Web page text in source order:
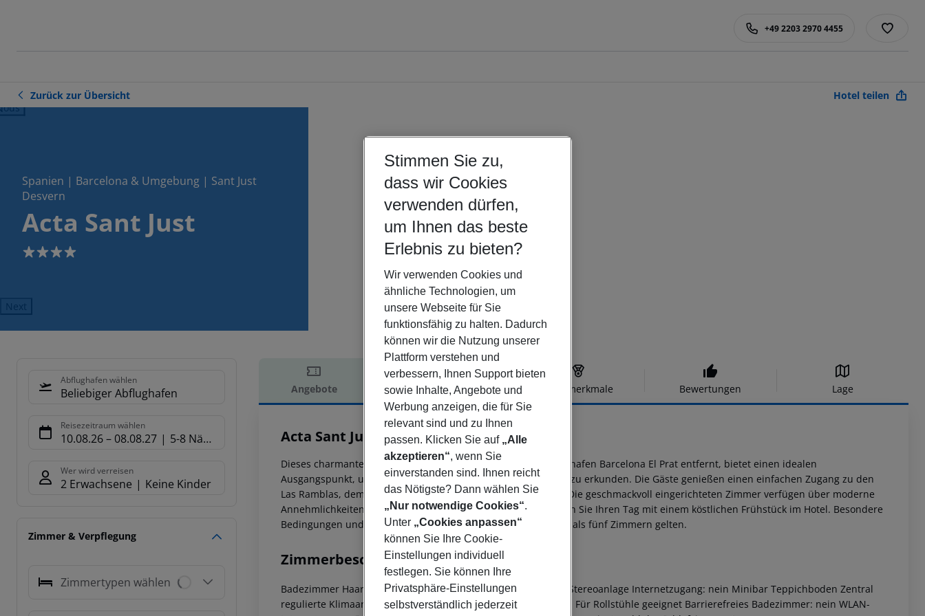
+49 2203 2970 4455
Zurück zur Übersicht Hotel teilen
Spanien | Barcelona & Umgebung | Sant Just
Desvern
Acta Sant Just
4
Next
Abflughafen wählen
Beliebiger Abflughafen
Reisezeitraum wählen
10.08.26– 08.08.27 5-8 Nächte
Wer wird verreisen
2 Erwachsene Keine Kinder
Zimmer & Verpflegung
Zimmertypen wählen
Angebote Hotelbeschreibung Hotelmerkmale Bewertungen Lage
Hotelbeschreibung
Acta Sant Just
4
Dieses charmante Hotel in günstiger Lage, nur 15 km vom Flughafen Barcelona El Prat entfernt, bietet einen idealen
Ausgangspunkt, um die faszinierenden Attraktionen der Stadt zu erkunden. Die Gäste genießen einen einfachen Zugang zu den
Las Ramblas, dem Gotischen Viertel und der Sagrada Familia. Die geschmackvoll eingerichteten Zimmer verfügen über moderne
Annehmlichkeiten für einen komfortablen Aufenthalt. Beginnen Sie Ihren Tag mit einem köstlichen Frühstück im Hotel. Besondere
Bedingungen und Zuschläge können für Buchungen von mehr als fünf Zimmern gelten.
Zimmerbeschreibung
Badezimmer Haartrockner Direktwahltelefon Fernseher Radio Stereoanlage Internetzugang: nein Minibar Teppichboden Zentral
regulierte Klimaanlage Zentralheizung Safe Wohnzimmer: nein Für Rollstühle geeignet Barrierefreies Badezimmer: nein WLAN-
Stimmen Sie zu,
dass wir Cookies
verwenden dürfen,
um Ihnen das beste
Erlebnis zu bieten?
Wir verwenden Cookies und
ähnliche Technologien, um
unsere Webseite für Sie
funktionsfähig zu halten. Dadurch
können wir die Nutzung unserer
Plattform verstehen und
verbessern, Ihnen Support bieten
sowie Inhalte, Angebote und
Werbung anzeigen, die für Sie
relevant sind und zu Ihnen
passen. Klicken Sie auf „Alle
akzeptieren“, wenn Sie
einverstanden sind. Ihnen reicht
das Nötigste? Dann wählen Sie
„Nur notwendige Cookies“.
Unter „Cookies anpassen“
können Sie Ihre Cookie-
Einstellungen individuell
festlegen. Sie können Ihre
Privatsphäre-Einstellungen
selbstverständlich jederzeit